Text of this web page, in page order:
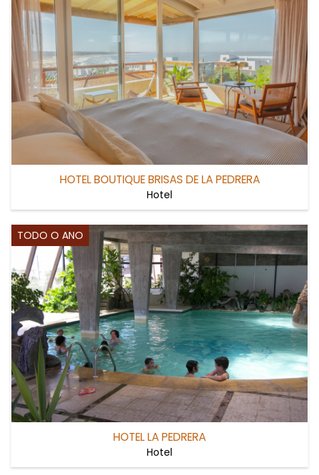
HOTEL BOUTIQUE BRISAS DE LA PEDRERA
Hotel
TODO O ANO
HOTEL LA PEDRERA
Hotel